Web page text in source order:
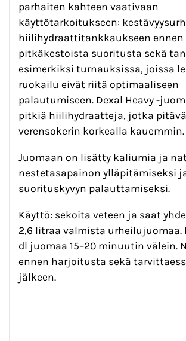
parhaiten kahteen vaativaan
käyttötarkoitukseen:
hiilihydraattitankkaukseen ennen
pitkäkestoista suoritusta sekä
esimerkiksi turnauksissa, joissa
ruokailu eivät riitä optimaaliseen
palautumiseen. Dexal Heavy -
pitkiä hiilihydraatteja, jotka
verensokerin korkealla kauemmin.
Juomaan on lisätty kaliumia ja
nestetasapainon ylläpitämiseksi
suorituskyvyn palauttamiseksi.
Käyttö: sekoita veteen ja saat
2,6 litraa valmista urheilujuomaa.
dl juomaa 15–20 minuutin välein.
ennen harjoitusta sekä
jälkeen.